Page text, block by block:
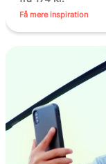
Få mere inspiration